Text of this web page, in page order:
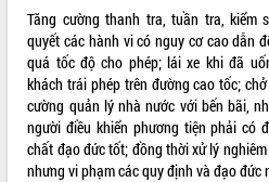
Tất cả: 66030704
Tăng cường thanh tra, tuần tra, kiểm
quyết các hành vi có nguy cơ cao dẫn
quá tốc độ cho phép; lái xe khi đã
khách trái phép trên đường cao tốc;
cường quản lý nhà nước với bến bãi,
người điều khiển phương tiện phải có
chất đạo đức tốt; đồng thời xử lý
nhưng vi phạm các quy định và đạo đức